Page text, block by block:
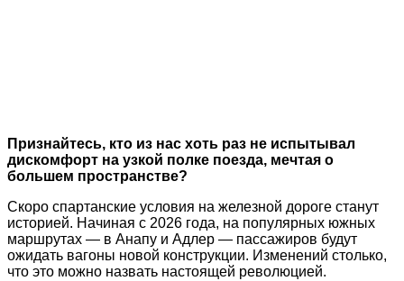
Признайтесь, кто из нас хоть раз не испытывал
дискомфорт на узкой полке поезда, мечтая о
большем пространстве?
Скоро спартанские условия на железной дороге станут
историей. Начиная с 2026 года, на популярных южных
маршрутах — в Анапу и Адлер — пассажиров будут
ожидать вагоны новой конструкции. Изменений столько,
что это можно назвать настоящей революцией.